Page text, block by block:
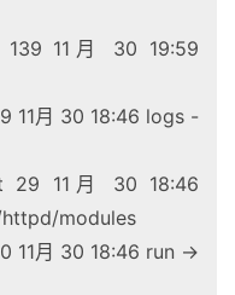
11月 30 19:59
11月 30 18:46 logs -
29 11月 30 18:46
modules
11月 30 18:46 run ->